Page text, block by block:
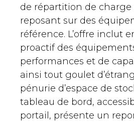
de répartition de charge
reposant sur des
référence. L’offre inclut
proactif des
performances et de
ainsi tout goulet
pénurie d’espace de
tableau de bord,
portail, présente un